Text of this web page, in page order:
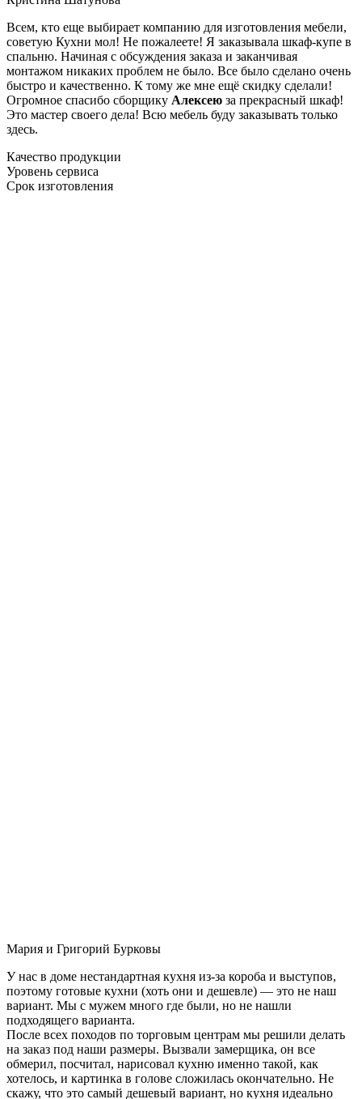
Всем, кто еще выбирает компанию для изготовления мебели,
советую Кухни мол! Не пожалеете! Я заказывала шкаф-купе в
спальню. Начиная с обсуждения заказа и заканчивая
монтажом никаких проблем не было. Все было сделано очень
быстро и качественно. К тому же мне ещё скидку сделали!
Огромное спасибо сборщику Алексею за прекрасный шкаф!
Это мастер своего дела! Всю мебель буду заказывать только
здесь.
Качество продукции
Уровень сервиса
Срок изготовления
Мария и Григорий Бурковы
У нас в доме нестандартная кухня из-за короба и выступов,
поэтому готовые кухни (хоть они и дешевле) — это не наш
вариант. Мы с мужем много где были, но не нашли
подходящего варианта.
После всех походов по торговым центрам мы решили делать
на заказ под наши размеры. Вызвали замерщика, он все
обмерил, посчитал, нарисовал кухню именно такой, как
хотелось, и картинка в голове сложилась окончательно. Не
скажу, что это самый дешевый вариант, но кухня идеально